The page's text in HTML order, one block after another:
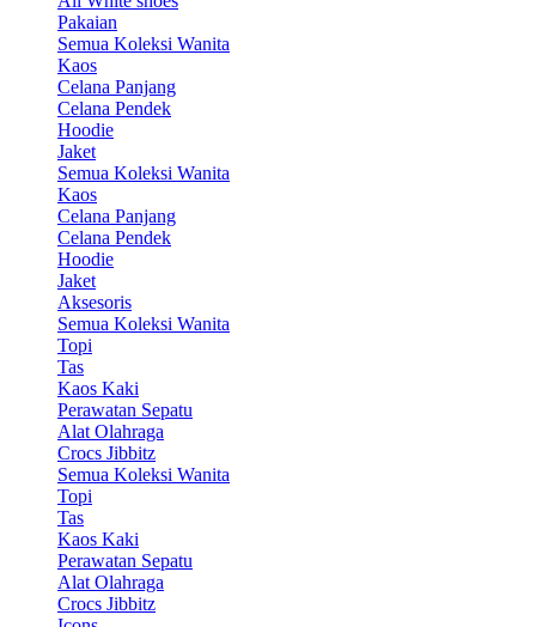
Pakaian
Semua Koleksi Wanita
Kaos
Celana Panjang
Celana Pendek
Hoodie
Jaket
Semua Koleksi Wanita
Kaos
Celana Panjang
Celana Pendek
Hoodie
Jaket
Aksesoris
Semua Koleksi Wanita
Topi
Tas
Kaos Kaki
Perawatan Sepatu
Alat Olahraga
Crocs Jibbitz
Semua Koleksi Wanita
Topi
Tas
Kaos Kaki
Perawatan Sepatu
Alat Olahraga
Crocs Jibbitz